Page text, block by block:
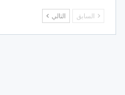
السابق التالي